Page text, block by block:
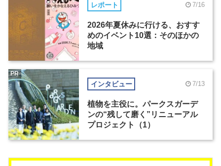
レポート 7/16
2026年夏休みに行ける、おすす
めのイベント10選：そのほかの
地域
インタビュー 7/13
植物を主役に。パークスガーデ
ンの“残して磨く”リニューアル
プロジェクト（1）
PR